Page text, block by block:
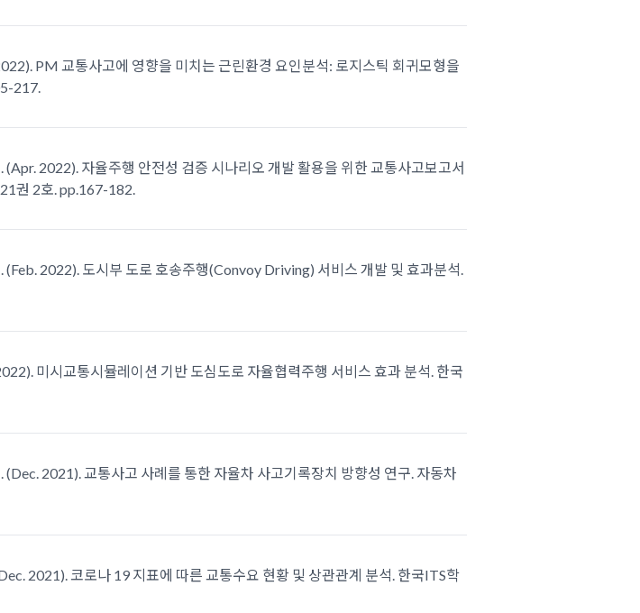
PM 교통사고에 영향을 미치는 근린환경 요인분석: 로지스틱 회귀모형을
217.
(Apr. 2022). 자율주행 안전성 검증 시나리오 개발 활용을 위한 교통사고보고서
권 2호. pp.167-182.
(Feb. 2022). 도시부 도로 호송주행(Convoy Driving) 서비스 개발 및 효과분석.
미시교통시뮬레이션 기반 도심도로 자율협력주행 서비스 효과 분석. 한국
(Dec. 2021). 교통사고 사례를 통한 자율차 사고기록장치 방향성 연구. 자동차
2021). 코로나 19 지표에 따른 교통수요 현황 및 상관관계 분석. 한국ITS학